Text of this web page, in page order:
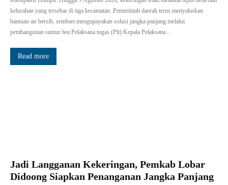
kelurahan yang tersebar di tiga kecamatan. Pemerintah daerah terus menyalurkan
bantuan air bersih, sembari mengupayakan solusi jangka panjang melalui
pembangunan sumur bor.Pelaksana tugas (Plt) Kepala Pelaksana...
Read more
Jadi Langganan Kekeringan, Pemkab Lobar
Didoong Siapkan Penanganan Jangka Panjang